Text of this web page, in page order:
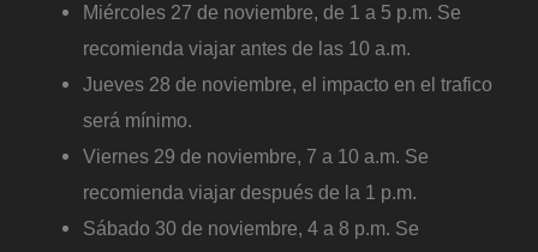
Miércoles 27 de noviembre, de 1 a 5 p.m. Se
recomienda viajar antes de las 10 a.m.
Jueves 28 de noviembre, el impacto en el trafico
será mínimo.
Viernes 29 de noviembre, 7 a 10 a.m. Se
recomienda viajar después de la 1 p.m.
Sábado 30 de noviembre, 4 a 8 p.m. Se